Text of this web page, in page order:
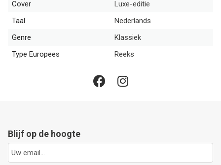
Cover
Luxe-editie
Taal
Nederlands
Genre
Klassiek
Type Europees
Reeks
Blijf op de hoogte